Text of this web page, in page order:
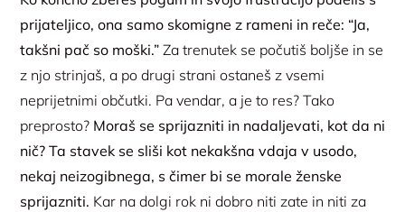
prijateljico, ona samo skomigne z rameni in reče: “Ja,
takšni pač so moški.” Za trenutek se počutiš boljše in se
z njo strinjaš, a po drugi strani ostaneš z vsemi
neprijetnimi občutki. Pa vendar, a je to res? Tako
preprosto? Moraš se sprijazniti in nadaljevati, kot da ni
nič? Ta stavek se sliši kot nekakšna vdaja v usodo,
nekaj neizogibnega, s čimer bi se morale ženske
sprijazniti. Kar na dolgi rok ni dobro niti zate in niti za